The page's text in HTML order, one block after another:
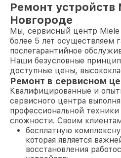
Ремонт
Новгороде
Мы, сервисный центр
более 5 лет осуществляем
послегарантийное
Наши безусловные
доступные цены,
Ремонт в сервисном
Квалифицированные и
сервисного центра
профессиональной
сложности. Своим
бесплатную
которая является
восстановления